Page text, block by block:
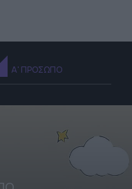
Α' ΠΡΟΣΩΠΟ